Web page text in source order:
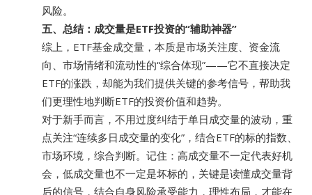
风险。
五、总结：成交量是ETF投资的“辅助神器”
综上，ETF基金成交量，本质是市场关注度、资金流
向、市场情绪和流动性的“综合体现”——它不直接决定
ETF的涨跌，却能为我们提供关键的参考信号，帮助我
们更理性地判断ETF的投资价值和趋势。
对于新手而言，不用过度纠结于单日成交量的波动，重
点关注“连续多日成交量的变化”，结合ETF的标的指数、
市场环境，综合判断。记住：高成交量不一定代表好机
会，低成交量也不一定是坏标的，关键是读懂成交量背
后的信号，结合自身风险承受能力，理性布局，才能在